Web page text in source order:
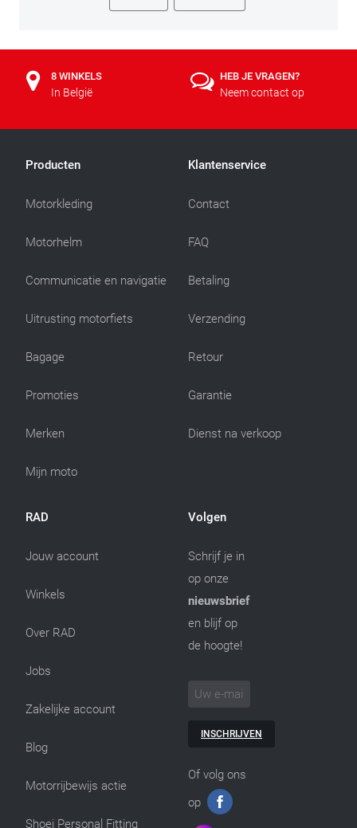
8 WINKELS
In België
HEB JE VRAGEN?
Neem contact op
Producten
Motorkleding
Motorhelm
Communicatie en navigatie
Uitrusting motorfiets
Bagage
Promoties
Merken
Mijn moto
Klantenservice
Contact
FAQ
Betaling
Verzending
Retour
Garantie
Dienst na verkoop
RAD
Jouw account
Winkels
Over RAD
Jobs
Zakelijke account
Blog
Motorrijbewijs actie
Shoei Personal Fitting
Volgen
Schrijf je in
op onze
nieuwsbrief
en blijf op
de hoogte!
INSCHRIJVEN
Of volg ons
op